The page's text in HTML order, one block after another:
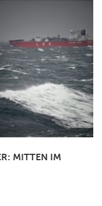
MITTEN IM